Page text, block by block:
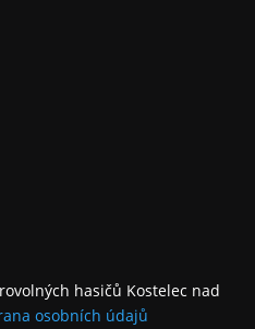
hasičů Kostelec nad
osobních údajů